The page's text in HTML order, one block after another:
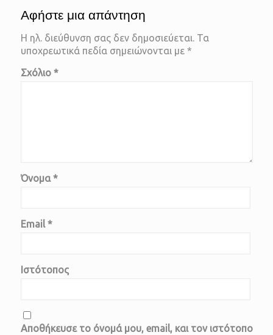
Αφήστε μια απάντηση
Η ηλ. διεύθυνση σας δεν δημοσιεύεται. Τα
υποχρεωτικά πεδία σημειώνονται με *
Σχόλιο *
Όνομα*
Email*
Ιστότοπος
Αποθήκευσε το όνομά μου, email, και τον ιστότοπο